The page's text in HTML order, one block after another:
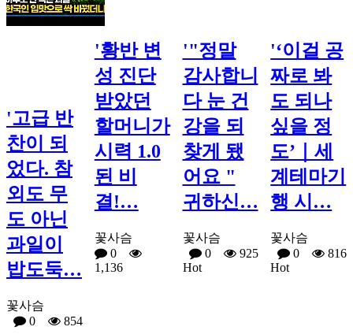
'고급 반
찬이 되
었다. 참
외도 무
도 아닌
과일이
밥도둑…
꽃사슴
0
854
'황반 변
성 진단
받았던
할머니가
시력 1.0
된 비
결!…
꽃사슴
0
1,136
'"정말
감사합니
다 눈 건
강을 되
찾게 됐
어요 "
귀하신…
꽃사슴
0
925
'‘이걸 공
짜로 봐
도 되나
싶을 정
도’｜세
계테마기
행 시…
꽃사슴
0
816
Hot
Hot